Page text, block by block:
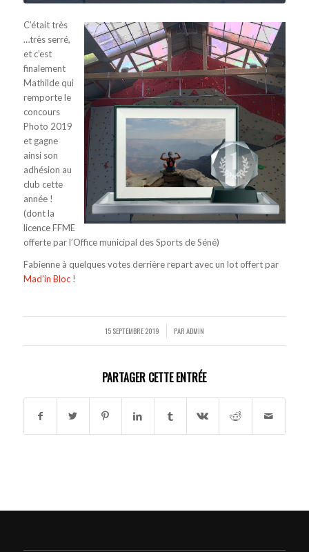
C’était très
…très serré,
et c’est
finalement
Mathilde qui
remporte le
concours
Photo 2019
et gagne
ainsi son
adhésion au
club cette
année !
(dont la
licence FFME
offerte par l’Office municipal des Sports de Séné)
Fabienne à quelques votes derrière repart avec un lot offert par
Mad’in Bloc!
15 SEPTEMBRE 2019
/ PARADMIN
PARTAGER CETTE ENTRÉE